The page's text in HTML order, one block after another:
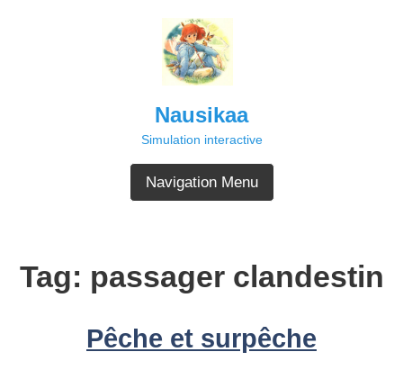
Nausikaa
Simulation interactive
Navigation Menu
Tag: passager clandestin
Pêche et surpêche